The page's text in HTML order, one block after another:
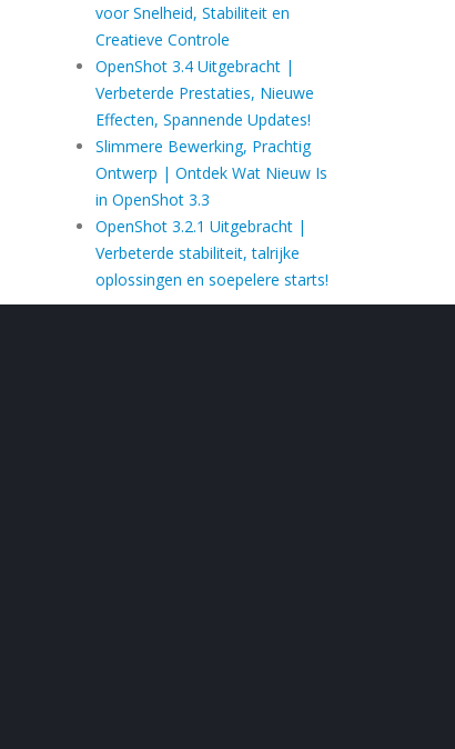
voor Snelheid, Stabiliteit en
Creatieve Controle
OpenShot 3.4 Uitgebracht |
Verbeterde Prestaties, Nieuwe
Effecten, Spannende Updates!
Slimmere Bewerking, Prachtig
Ontwerp | Ontdek Wat Nieuw Is
in OpenShot 3.3
OpenShot 3.2.1 Uitgebracht |
Verbeterde stabiliteit, talrijke
oplossingen en soepelere starts!